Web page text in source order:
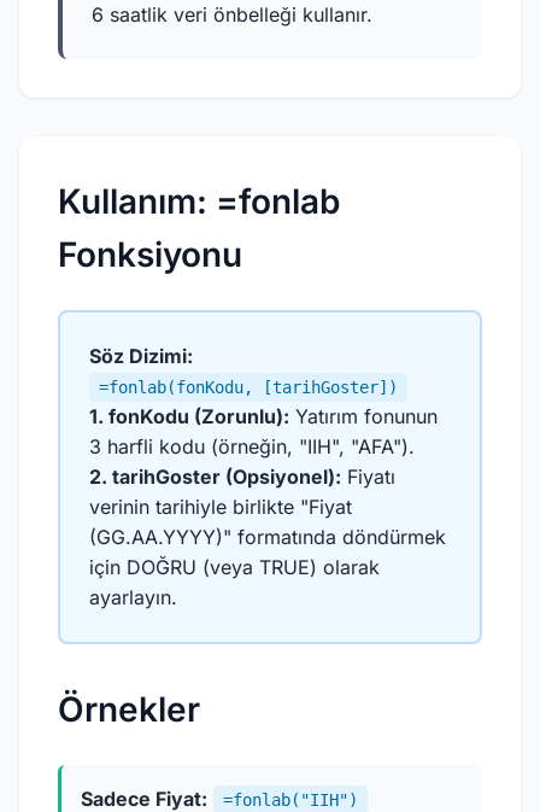
6 saatlik veri önbelleği kullanır.
Kullanım: =fonlab
Fonksiyonu
Söz Dizimi:
=fonlab(fonKodu, [tarihGoster])
1. fonKodu (Zorunlu): Yatırım fonunun
3 harfli kodu (örneğin, "IIH", "AFA").
2. tarihGoster (Opsiyonel): Fiyatı
verinin tarihiyle birlikte "Fiyat
(GG.AA.YYYY)" formatında döndürmek
için DOĞRU (veya TRUE) olarak
ayarlayın.
Örnekler
Sadece Fiyat: =fonlab("IIH")